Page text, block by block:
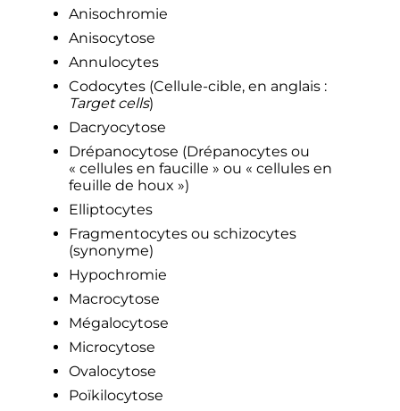
Anisochromie
Anisocytose
Annulocytes
Codocytes (Cellule-cible, en anglais :
Target cells)
Dacryocytose
Drépanocytose (Drépanocytes ou
« cellules en faucille » ou « cellules en
feuille de houx »)
Elliptocytes
Fragmentocytes ou schizocytes
(synonyme)
Hypochromie
Macrocytose
Mégalocytose
Microcytose
Ovalocytose
Poïkilocytose